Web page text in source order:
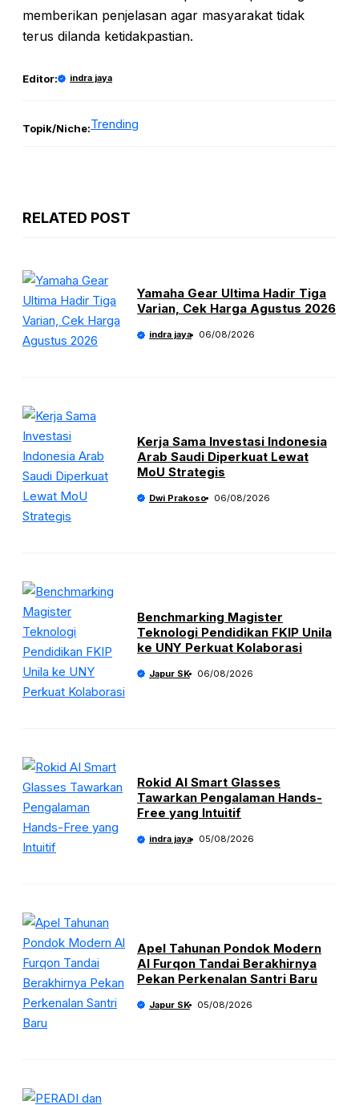
memberikan penjelasan agar masyarakat tidak
terus dilanda ketidakpastian.
Editor: indra jaya
Topik/Niche:Trending
RELATED POST
Yamaha Gear Ultima Hadir Tiga
Varian, Cek Harga Agustus 2026
indra jaya 06/08/2026
Kerja Sama Investasi Indonesia
Arab Saudi Diperkuat Lewat
MoU Strategis
Dwi Prakoso 06/08/2026
Benchmarking Magister
Teknologi Pendidikan FKIP Unila
ke UNY Perkuat Kolaborasi
Japur SK 06/08/2026
Rokid AI Smart Glasses
Tawarkan Pengalaman Hands-
Free yang Intuitif
indra jaya 05/08/2026
Apel Tahunan Pondok Modern
Al Furqon Tandai Berakhirnya
Pekan Perkenalan Santri Baru
Japur SK 05/08/2026